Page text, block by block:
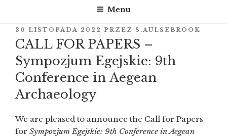
Menu
OPUBLIKOWANE
W
30 LISTOPADA 2022 PRZEZ S.AULSEBROOK
CALL FOR PAPERS –
Sympozjum Egejskie: 9th
Conference in Aegean
Archaeology
We are pleased to announce the Call for Papers
for Sympozjum Egejskie: 9th Conference in Aegean